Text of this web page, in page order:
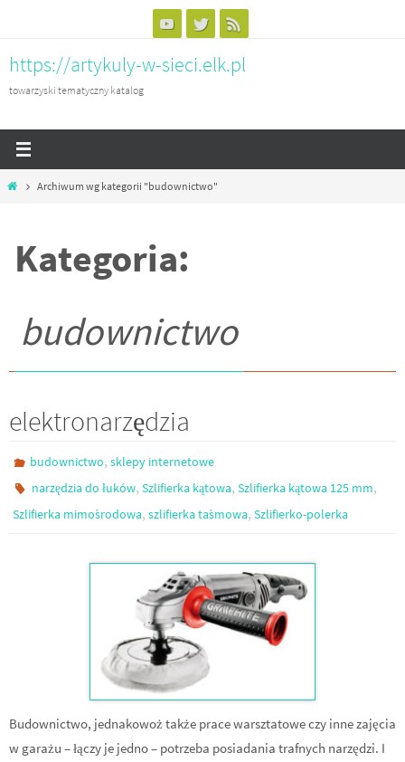
treści
https://artykuly-w-sieci.elk.pl
towarzyski tematyczny katalog
HomeArchiwum wg kategorii "budownictwo"
Kategoria:
budownictwo
elektronarzędzia
budownictwo,sklepy internetowe
narzędzia do łuków,Szlifierka kątowa,Szlifierka kątowa 125 mm,
Szlifierka mimośrodowa, szlifierka taśmowa, Szlifierko-polerka
Budownictwo, jednakowoż także prace warsztatowe czy inne zajęcia
w garażu – łączy je jedno – potrzeba posiadania trafnych narzędzi. I